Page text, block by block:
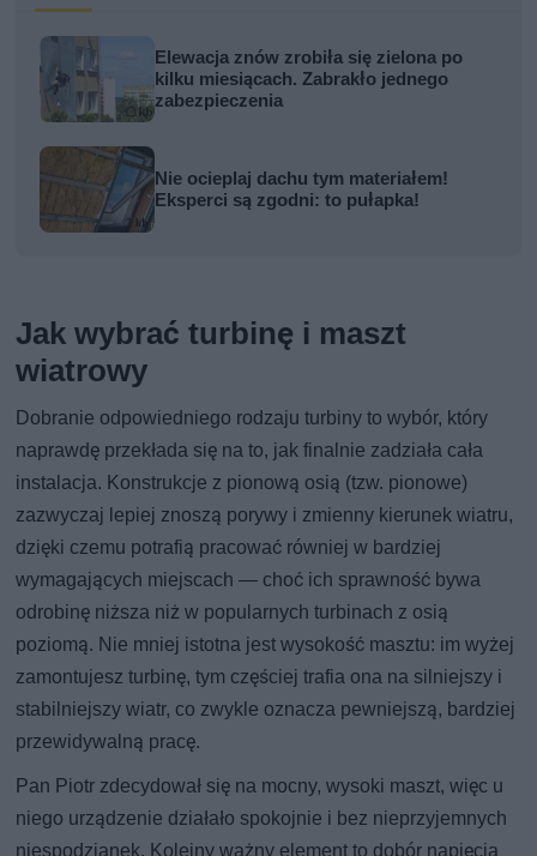
Elewacja znów zrobiła się zielona po
kilku miesiącach. Zabrakło jednego
zabezpieczenia
Nie ocieplaj dachu tym materiałem!
Eksperci są zgodni: to pułapka!
Jak wybrać turbinę i maszt
wiatrowy
Dobranie odpowiedniego rodzaju turbiny to wybór, który
naprawdę przekłada się na to, jak finalnie zadziała cała
instalacja. Konstrukcje z pionową osią (tzw. pionowe)
zazwyczaj lepiej znoszą porywy i zmienny kierunek wiatru,
dzięki czemu potrafią pracować równiej w bardziej
wymagających miejscach — choć ich sprawność bywa
odrobinę niższa niż w popularnych turbinach z osią
poziomą. Nie mniej istotna jest wysokość masztu: im wyżej
zamontujesz turbinę, tym częściej trafia ona na silniejszy i
stabilniejszy wiatr, co zwykle oznacza pewniejszą, bardziej
przewidywalną pracę.
Pan Piotr zdecydował się na mocny, wysoki maszt, więc u
niego urządzenie działało spokojnie i bez nieprzyjemnych
niespodzianek. Kolejny ważny element to dobór napięcia